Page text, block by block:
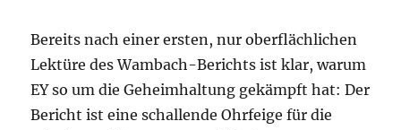
Bereits nach einer ersten, nur oberflächlichen
Lektüre des Wambach-Berichts ist klar, warum
EY so um die Geheimhaltung gekämpft hat: Der
Bericht ist eine schallende Ohrfeige für die